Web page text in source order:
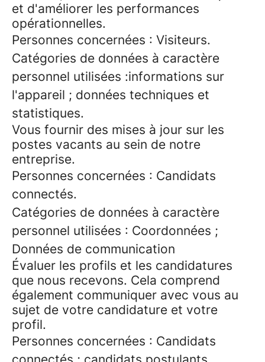
et d'améliorer les performances
opérationnelles.
Personnes concernées : Visiteurs.
Catégories de données à caractère
personnel utilisées :informations sur
l'appareil ; données techniques et
statistiques.
Vous fournir des mises à jour sur les
postes vacants au sein de notre
entreprise.
Personnes concernées : Candidats
connectés.
Catégories de données à caractère
personnel utilisées : Coordonnées ;
Données de communication
Évaluer les profils et les candidatures
que nous recevons. Cela comprend
également communiquer avec vous au
sujet de votre candidature et votre
profil.
Personnes concernées : Candidats